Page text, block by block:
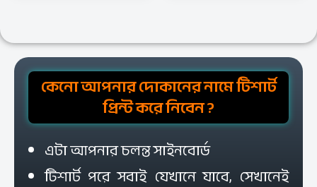
কেনো আপনার দোকানের নামে টিশার্ট
প্রিন্ট করে নিবেন ?
এটা আপনার চলন্ত সাইনবোর্ড
টিশার্ট পরে সবাই যেখানে যাবে, সেখানেই